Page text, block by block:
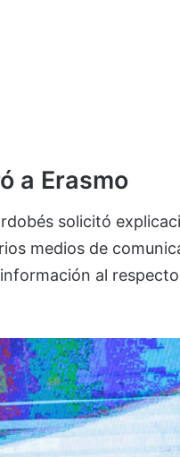
a Erasmo
solicitó
medios de
al